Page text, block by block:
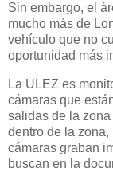
Sin embargo, el
mucho más de
vehículo que no
oportunidad más
La ULEZ es
cámaras que
salidas de la
dentro de la
cámaras graban
buscan en la